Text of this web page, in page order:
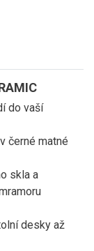
do vaší
černé matné
skla a
desky až